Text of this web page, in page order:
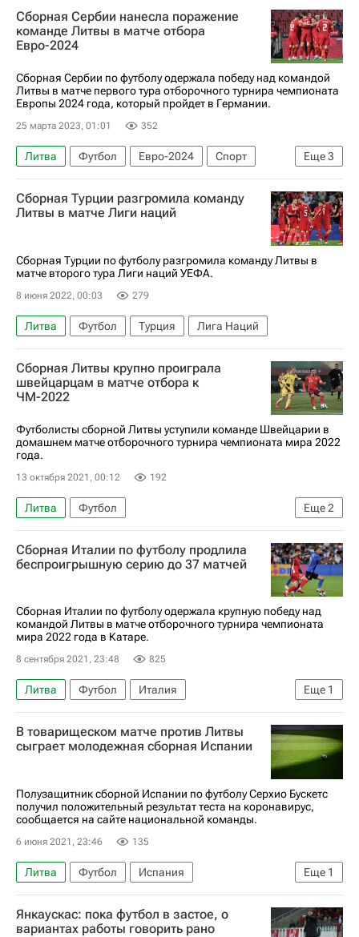
Сборная Сербии нанесла поражение
команде Литвы в матче отбора
Евро-2024
Сборная Сербии по футболу одержала победу над командой
Литвы в матче первого тура отборочного турнира чемпионата
Европы 2024 года, который пройдет в Германии.
25 марта 2023, 01:01 352
Еще3
Литва Футбол Евро-2024
Спорт
Душан Тадич
Душан Влахович Сербия
Сборная Турции разгромила команду
Литвы в матче Лиги наций
Сборная Турции по футболу разгромила команду Литвы в
матче второго тура Лиги наций УЕФА.
8 июня 2022, 00:03 279
Литва Футбол Турция Лига Наций
Сборная Литвы крупно проиграла
швейцарцам в матче отбора к
ЧМ-2022
Футболисты сборной Литвы уступили команде Швейцарии в
домашнем матче отборочного турнира чемпионата мира 2022
года.
13 октября 2021, 00:12 192
Еще2
Литва
Футбол
Чемпионат мира 2022 (отборочный турнир, Африка)
Швейцария
Сборная Италии по футболу продлила
беспроигрышную серию до 37 матчей
Сборная Италии по футболу одержала крупную победу над
командой Литвы в матче отборочного турнира чемпионата
мира 2022 года в Катаре.
8 сентября 2021, 23:48 825
Еще 1
Литва Футбол
Италия
Чемпионат мира 2022 (отборочный турнир, Африка)
В товарищеском матче против Литвы
сыграет молодежная сборная Испании
Полузащитник сборной Испании по футболу Серхио Бускетс
получил положительный результат теста на коронавирус,
сообщается на сайте национальной команды.
6 июня 2021, 23:46 135
Еще 1
Литва Футбол
Испания
Серхио Бускетс
Янкаускас: пока футбол в застое, о
вариантах работы говорить рано